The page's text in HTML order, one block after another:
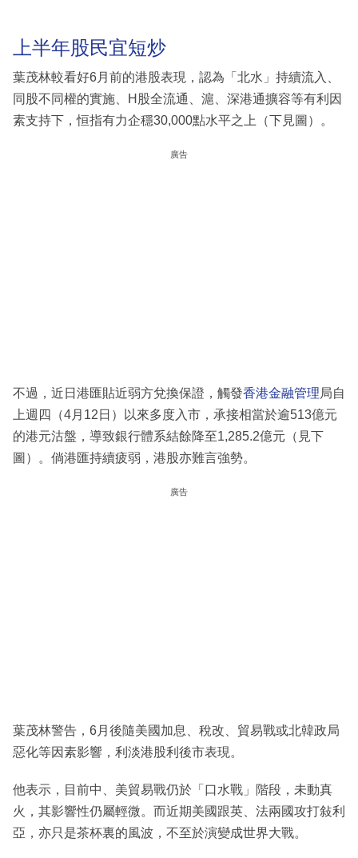
上半年股民宜短炒
葉茂林較看好6月前的港股表現，認為「北水」持續流入、
同股不同權的實施、H股全流通、滬、深港通擴容等有利因
素支持下，恒指有力企穩30,000點水平之上（下見圖）。
廣告
不過，近日港匯貼近弱方兌換保證，觸發香港金融管理局自
上週四（4月12日）以來多度入市，承接相當於逾513億元
的港元沽盤，導致銀行體系結餘降至1,285.2億元（見下
圖）。倘港匯持續疲弱，港股亦難言強勢。
廣告
葉茂林警告，6月後隨美國加息、稅改、貿易戰或北韓政局
惡化等因素影響，利淡港股利後市表現。
他表示，目前中、美貿易戰仍於「口水戰」階段，未動真
火，其影響性仍屬輕微。而近期美國跟英、法兩國攻打敍利
亞，亦只是茶杯裏的風波，不至於演變成世界大戰。